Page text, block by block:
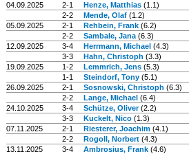
04.09.2025
2-1 Henze, Matthias (1.1)
2-2
Mende, Olaf (1.2)
05.09.2025
2-1 Rehbein, Frank (6.2)
2-2
Sambale, Jana (6.3)
12.09.2025
3-4 Herrmann, Michael (4.3)
3-3
Hahn, Christoph (3.3)
19.09.2025
1-2 Lemmrich, Jens (5.3)
1-1
Steindorf, Tony (5.1)
26.09.2025
2-1 Sosnowski, Christoph (6.3)
2-2
Lange, Michael (6.4)
24.10.2025
3-4 Schütze, Oliver(2.2)
3-3
Kuckelt, Nico (1.3)
07.11.2025
2-1 Riesterer, Joachim (4.1)
2-2
Rogoll, Norbert (4.3)
13.11.2025
3-4 Ambrosius, Frank (4.6)